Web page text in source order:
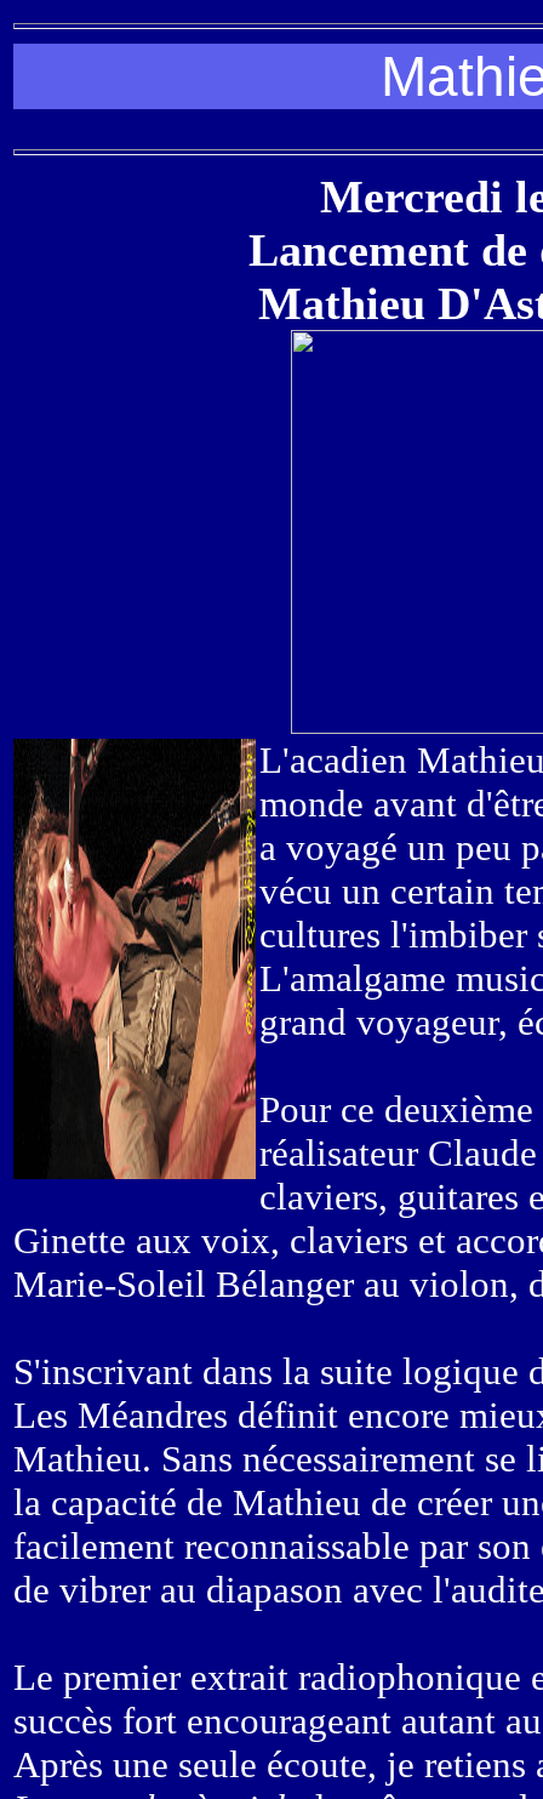
Mercredi
Lancement
Mathieu
L'acadien
monde avant
a voyagé un peu
vécu un certain
cultures l'imbiber
L'amalgame
grand voyageur,
Pour ce
réalisateur
claviers, guitares
Ginette aux voix, claviers et
Marie-Soleil Bélanger au violon,
S'inscrivant dans la suite
Les Méandres définit encore
Mathieu. Sans nécessairement
la capacité de Mathieu de créer
facilement reconnaissable par
de vibrer au diapason avec
Le premier extrait radiophonique
succès fort encourageant autant
Après une seule écoute, je retiens